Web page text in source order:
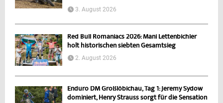
3. August 2026
Red Bull Romaniacs 2026: Mani Lettenbichler
holt historischen siebten Gesamtsieg
2. August 2026
Enduro DM Großlöbichau, Tag 1: Jeremy Sydow
dominiert, Henry Strauss sorgt für die Sensation